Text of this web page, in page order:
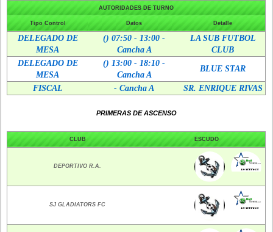
AUTORIDADES DE TURNO
Tipo Control Datos Detalle
DELEGADO DE
MESA
() 07:50 - 13:00 -
Cancha A
LA SUB FUTBOL
CLUB
DELEGADO DE
MESA
() 13:00 - 18:10 -
Cancha A
BLUE STAR
FISCAL - Cancha A SR. ENRIQUE RIVAS
PRIMERAS DE ASCENSO
CLUB ESCUDO
DEPORTIVO R.A.
SJ GLADIATORS FC